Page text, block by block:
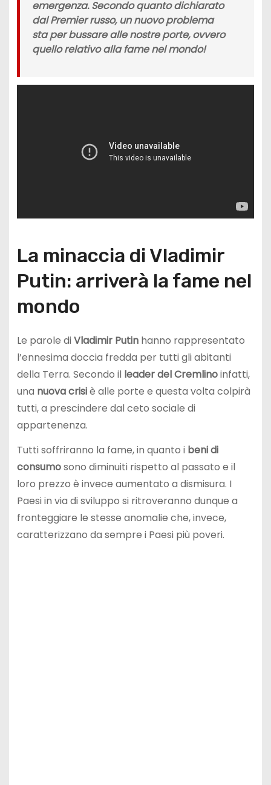
emergenza. Secondo quanto dichiarato
dal Premier russo, un nuovo problema
sta per bussare alle nostre porte, ovvero
quello relativo allafame nel mondo!
La minaccia di Vladimir
Putin: arriverà la fame nel
mondo
Le parole diVladimir Putinhanno rappresentato
l’ennesima doccia fredda per tutti gli abitanti
della Terra. Secondo il leader del Cremlinoinfatti,
una nuova crisiè alle porte e questa volta colpirà
tutti, a prescindere dal ceto sociale di
appartenenza.
Tutti soffriranno la fame, in quanto i beni di
consumosono diminuiti rispetto al passato e il
loro prezzo è invece aumentato a dismisura. I
Paesi in via di sviluppo si ritroveranno dunque a
fronteggiare le stesse anomalie che, invece,
caratterizzano da sempre i Paesi più poveri.